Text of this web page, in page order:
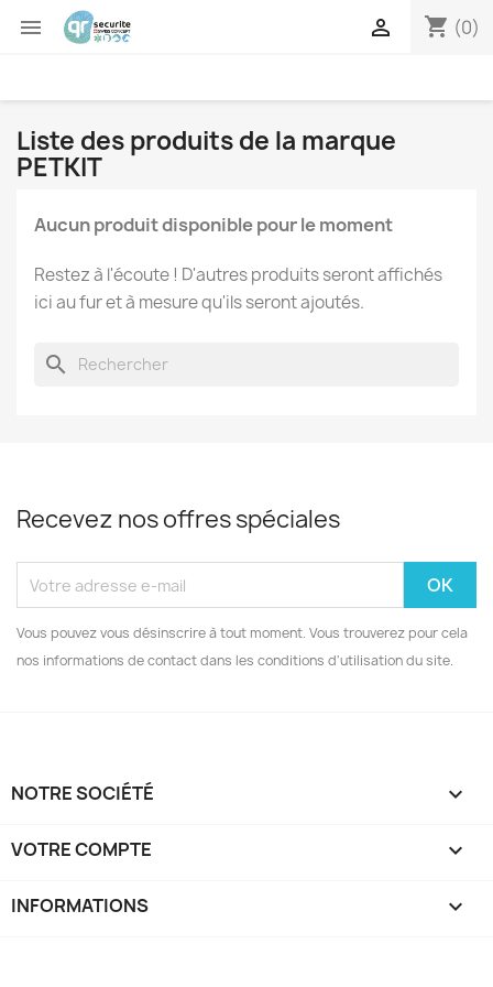
 shopping_cart (0)

Liste des produits de la marque
PETKIT
Aucun produit disponible pour le moment
Restez à l'écoute ! D'autres produits seront affichés
ici au fur et à mesure qu'ils seront ajoutés.
search
Recevez nos offres spéciales
Vous pouvez vous désinscrire à tout moment. Vous trouverez pour cela
nos informations de contact dans les conditions d'utilisation du site.
NOTRE SOCIÉTÉ 
VOTRE COMPTE 
INFORMATIONS keyboard_arrow_down